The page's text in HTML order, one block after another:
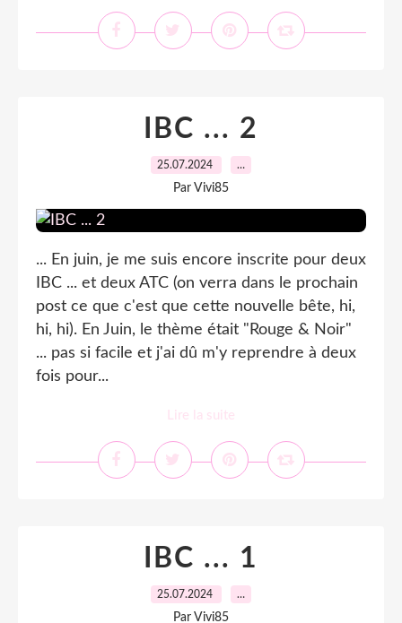
IBC ... 2
25.07.2024 …
Par Vivi85
... En juin, je me suis encore inscrite pour deux
IBC ... et deux ATC (on verra dans le prochain
post ce que c'est que cette nouvelle bête, hi,
hi, hi). En Juin, le thème était "Rouge & Noir"
... pas si facile et j'ai dû m'y reprendre à deux
fois pour...
Lire la suite
IBC ... 1
25.07.2024 …
Par Vivi85